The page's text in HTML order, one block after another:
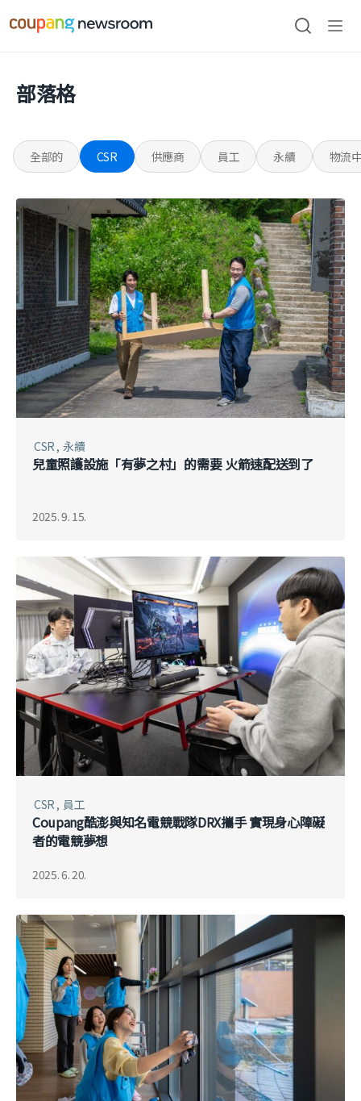
건너뛰기
검색
部落格
全部的 CSR 供應商 員工 永續 物流
CSR 永續
兒童照護設施「有夢之村」的需要 火箭速配送到了
2025. 9. 15.
CSR 員工
Coupang酷澎與知名電競戰隊DRX攜手 實現身心障礙
者的電競夢想
2025. 6. 20.